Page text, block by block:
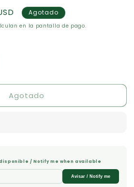
Agotado
en la pantalla de pago.
Agotado
/ Notify me when available
Avisar / Notify me